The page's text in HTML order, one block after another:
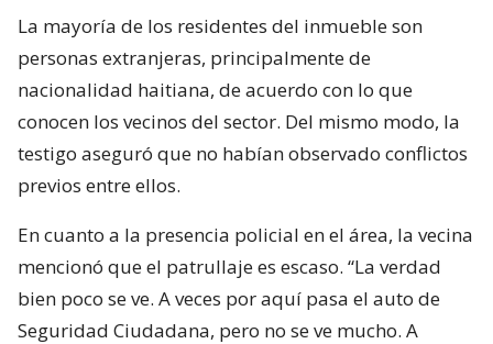
La mayoría de los residentes del inmueble son
personas extranjeras, principalmente de
nacionalidad haitiana, de acuerdo con lo que
conocen los vecinos del sector. Del mismo modo, la
testigo aseguró que no habían observado conflictos
previos entre ellos.
En cuanto a la presencia policial en el área, la vecina
mencionó que el patrullaje es escaso. “La verdad
bien poco se ve. A veces por aquí pasa el auto de
Seguridad Ciudadana, pero no se ve mucho. A